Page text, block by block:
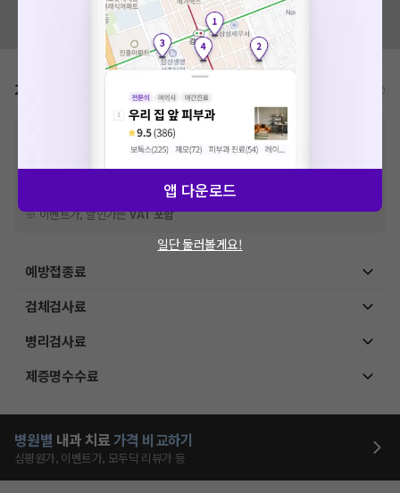
혹시 잘못된 병원정보가 있나요?
모두닥 팀에 알려주세요!
가격표
비급여 항목의 경우,추가비용 등으로 실제 가격과 상이할 수 있으니, 정확
한 가격은 해당 의료기관에 직접 문의해주세요.
※급여 항목의 경우,건강보험심사평가원에 고지되어 있는 급여 진료 기준 가
격입니다. (진료와 연관된 복합적인 비용이 추가되어, 병원마다 금액이 다르게
산정될 수 있는 점 참고 바랍니다.)
※ 이벤트가, 할인가는VAT 포함
예방접종료
검체검사료
병리검사료
제증명수수료
병원별 내과 치료가격 비교하기
심평원가, 이벤트가, 모두닥 리뷰가 등
앱 다운로드
일단 둘러볼게요!